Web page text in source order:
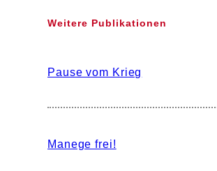
Weitere Publikationen
Pause vom Krieg
Manege frei!